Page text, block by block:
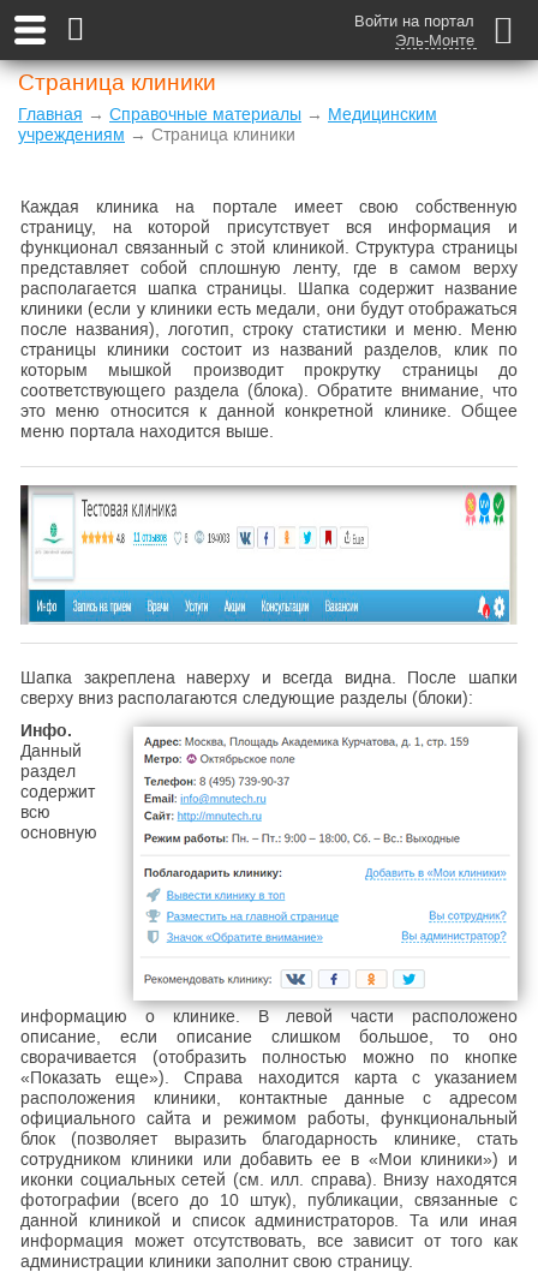
Войти на портал
Эль-Монте
Страница клиники
Главная → Справочные материалы → Медицинским
учреждениям → Страница клиники
Каждая клиника на портале имеет свою собственную
страницу, на которой присутствует вся информация и
функционал связанный с этой клиникой. Структура страницы
представляет собой сплошную ленту, где в самом верху
располагается шапка страницы. Шапка содержит название
клиники (если у клиники есть медали, они будут отображаться
после названия), логотип, строку статистики и меню. Меню
страницы клиники состоит из названий разделов, клик по
которым мышкой производит прокрутку страницы до
соответствующего раздела (блока). Обратите внимание, что
это меню относится к данной конкретной клинике. Общее
меню портала находится выше.
Шапка закреплена наверху и всегда видна. После шапки
сверху вниз располагаются следующие разделы (блоки):
Инфо.
Данный
раздел
содержит
всю
основную
информацию о клинике. В левой части расположено
описание, если описание слишком большое, то оно
сворачивается (отобразить полностью можно по кнопке
«Показать еще»). Справа находится карта с указанием
расположения клиники, контактные данные с адресом
официального сайта и режимом работы, функциональный
блок (позволяет выразить благодарность клинике, стать
сотрудником клиники или добавить ее в «Мои клиники») и
иконки социальных сетей (см. илл. справа). Внизу находятся
фотографии (всего до 10 штук), публикации, связанные с
данной клиникой и список администраторов. Та или иная
информация может отсутствовать, все зависит от того как
администрации клиники заполнит свою страницу.